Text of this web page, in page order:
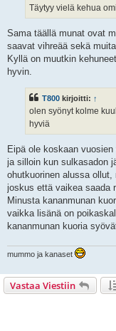
Täytyy vielä kehua
Sama täällä munat ovat
saavat vihreää sekä
Kyllä on muutkin
hyvin.
T800 kirjoitti: ↑
olen syönyt kolme
hyviä
Eipä ole koskaan
ja silloin kun sulkasadon
ohutkuorinen alussa
joskus että vaikea saada
Minusta kananmunan
vaikka lisänä on
kananmunan kuoria
mummo ja kanaset
Vastaa Viestiin